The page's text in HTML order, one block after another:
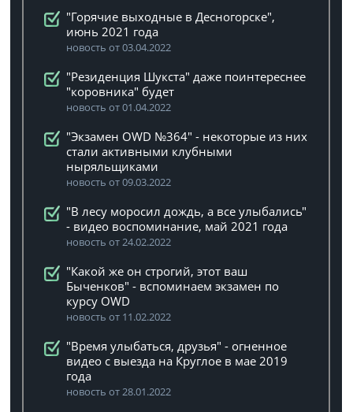
"Горячие выходные в Десногорске",
июнь 2021 года
новость от 03.04.2022
"Резиденция Шукста" даже поинтереснее
"коровника" будет
новость от 01.04.2022
"Экзамен OWD №364" - некоторые из них
стали активными клубными
ныряльщиками
новость от 09.03.2022
"В лесу моросил дождь, а все улыбались"
- видео воспоминание, май 2021 года
новость от 24.02.2022
"Какой же он строгий, этот ваш
Быченков" - вспоминаем экзамен по
курсу OWD
новость от 11.02.2022
"Время улыбаться, друзья" - огненное
видео с выезда на Круглое в мае 2019
года
новость от 28.01.2022